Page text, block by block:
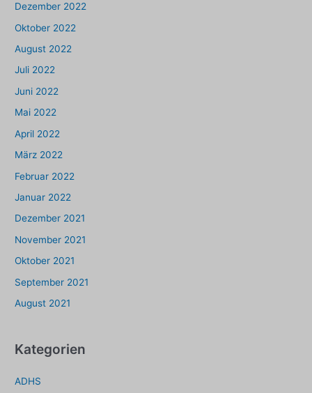
Dezember 2022
Oktober 2022
August 2022
Juli 2022
Juni 2022
Mai 2022
April 2022
März 2022
Februar 2022
Januar 2022
Dezember 2021
November 2021
Oktober 2021
September 2021
August 2021
Kategorien
ADHS